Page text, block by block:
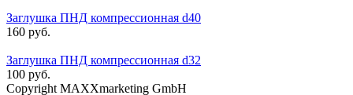
Заглушка ПНД компрессионная d40
160 руб.
Заглушка ПНД компрессионная d32
100 руб.
Copyright MAXXmarketing GmbH